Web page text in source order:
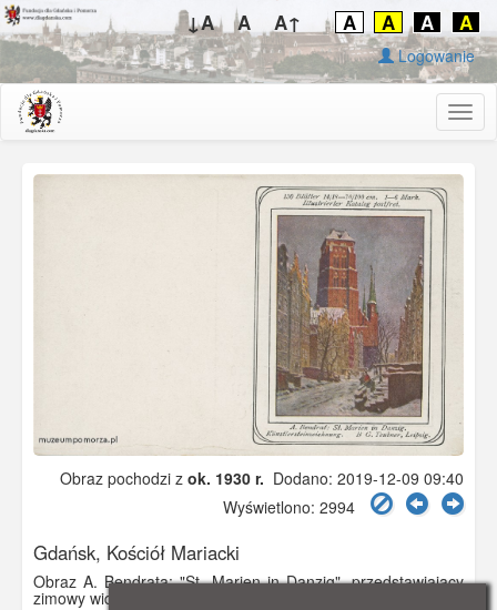
↓A A A↑ A A A A
Logowanie
Obraz pochodzi z ok. 1930 r. Dodano: 2019-12-09 09:40
Wyświetlono: 2994
Gdańsk, Kościół Mariacki
Obraz A. Bendrata: "St. Marien in Danzig", przedstawiający
zimowy widok na Kościół Mariacki z ulicy Piwnej.